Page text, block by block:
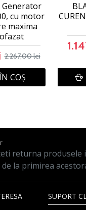
cu motor
maxima
2.267,00 lei
COŞ
returna produsele
de la primirea
SUPORT